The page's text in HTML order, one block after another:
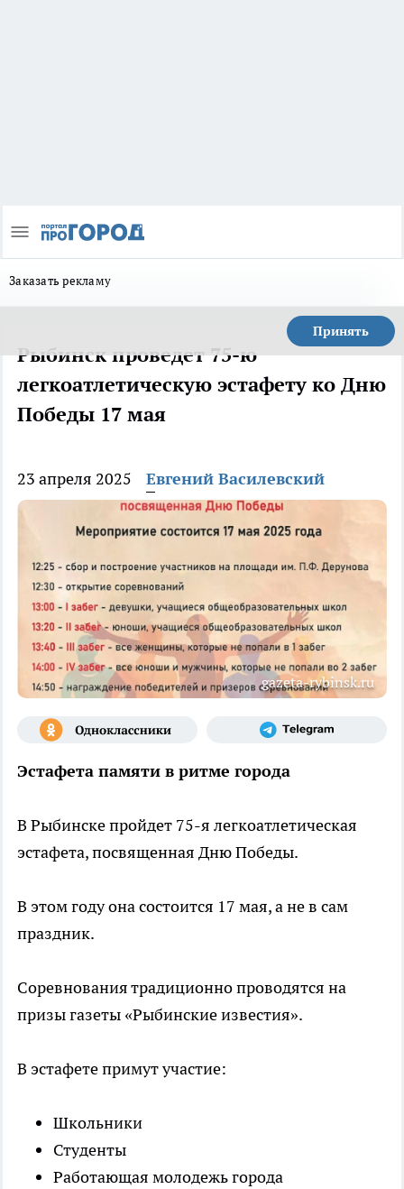
Заказать рекламу
Принять
Рыбинск проведет 75-ю
легкоатлетическую эстафету ко Дню
Победы 17 мая
23 апреля 2025 Евгений Василевский
gazeta-rybinsk.ru
Эстафета памяти в ритме города
В Рыбинске пройдет 75-я легкоатлетическая
эстафета, посвященная Дню Победы.
В этом году она состоится 17 мая, а не в сам
праздник.
Соревнования традиционно проводятся на
призы газеты «Рыбинские известия».
В эстафете примут участие:
Школьники
Студенты
Работающая молодежь города